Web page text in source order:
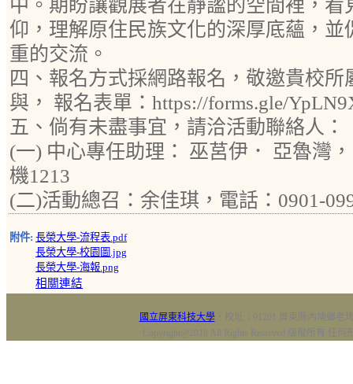
中。期盼讓觀展者在靜謐的空間裡，看
仰，理解原住民族文化的深厚底蘊，並
重的交流。
四、報名方式採網路報名，敬邀貴校
與， 報名表單：https://forms.gle/
五、倘有未盡事宜，請洽活動聯絡人：
(一) 中心專任助理： 巫莒伊． 亞魯灣
機1213
(二)活動總召：余佳琪，電話：0901-
附件: 長榮大學-流程表.pdf
長榮大學-校園圖.jpg
長榮大學-海報.png
相關連結
國立屏東科技大學‧校址：91201 屏東縣內埔鄉老